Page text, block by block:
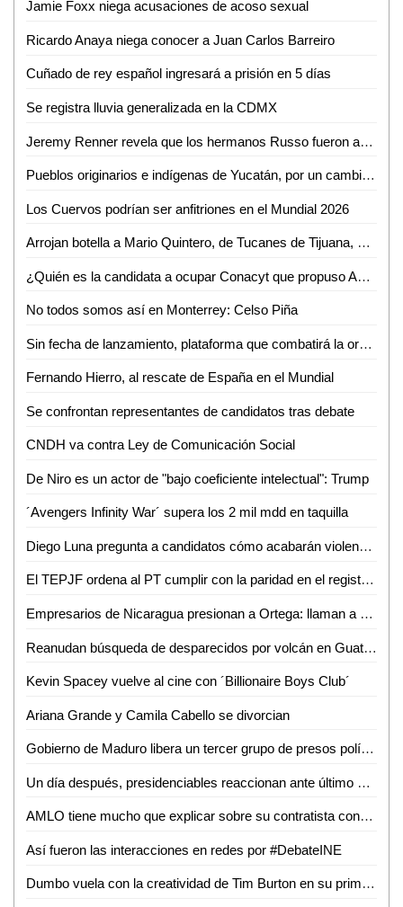
Jamie Foxx niega acusaciones de acoso sexual
Ricardo Anaya niega conocer a Juan Carlos Barreiro
Cuñado de rey español ingresará a prisión en 5 días
Se registra lluvia generalizada en la CDMX
Jeremy Renner revela que los hermanos Russo fueron amenazados
Pueblos originarios e indígenas de Yucatán, por un cambio inteligente: Prisco Manuel Gutiérrez
Los Cuervos podrían ser anfitriones en el Mundial 2026
Arrojan botella a Mario Quintero, de Tucanes de Tijuana, en concierto
¿Quién es la candidata a ocupar Conacyt que propuso AMLO?
No todos somos así en Monterrey: Celso Piña
Sin fecha de lanzamiento, plataforma que combatirá la ordeña
Fernando Hierro, al rescate de España en el Mundial
Se confrontan representantes de candidatos tras debate
CNDH va contra Ley de Comunicación Social
De Niro es un actor de "bajo coeficiente intelectual": Trump
´Avengers Infinity War´ supera los 2 mil mdd en taquilla
Diego Luna pregunta a candidatos cómo acabarán violencia en campañas
El TEPJF ordena al PT cumplir con la paridad en el registro de candidaturas a diputaciones en Nuevo León
Empresarios de Nicaragua presionan a Ortega: llaman a paro nacional
Reanudan búsqueda de desparecidos por volcán en Guatemala
Kevin Spacey vuelve al cine con ´Billionaire Boys Club´
Ariana Grande y Camila Cabello se divorcian
Gobierno de Maduro libera un tercer grupo de presos políticos
Un día después, presidenciables reaccionan ante último debate
AMLO tiene mucho que explicar sobre su contratista consentido: Damián Zepeda
Así fueron las interacciones en redes por #DebateINE
Dumbo vuela con la creatividad de Tim Burton en su primer teaser